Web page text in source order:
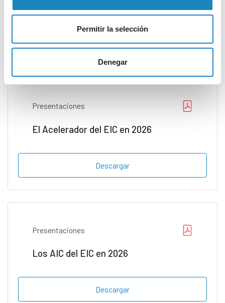
Permitir la selección
Denegar
Descargar
Presentaciones
El Acelerador del EIC en 2026
Descargar
Presentaciones
Los AIC del EIC en 2026
Descargar